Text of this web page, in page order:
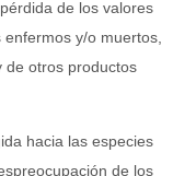
de los valores
y/o muertos,
de otros productos
hacia las especies
de los